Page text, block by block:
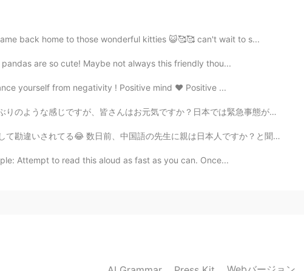
2021.05.28 16:25
2021.05.28 16:24
back home to those wonderful kitties 😺🥰🥰 can't wait to s...
are so cute! Maybe not always this friendly thou...
yourself from negativity ! Positive mind ❤️ Positive ...
ですか？日本では緊急事態がもうすぐ終わらせるそうです。外に出ることができるようになることは嬉しそうな考えですが新型コロナ...
先生に親は日本人ですか？と聞かれたんや笑 日本人っぽい名前か？、日本語の訛りがちょっとあるか？、漢字読めるからか？よくわ...
Attempt to read this aloud as fast as you can. Once...